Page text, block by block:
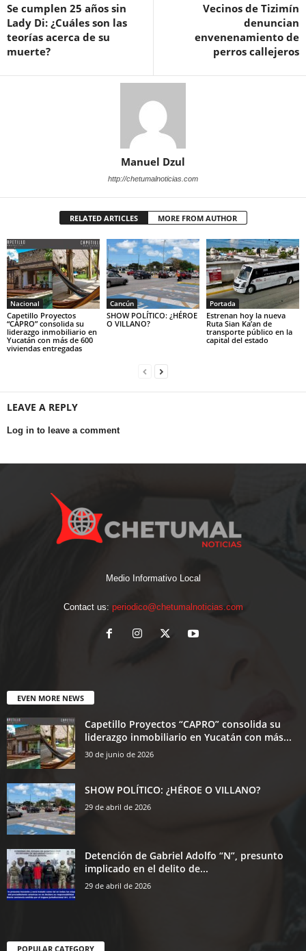
Se cumplen 25 años sin
Lady Di: ¿Cuáles son las
teorías acerca de su
muerte?
Vecinos de Tizimín
denuncian
envenenamiento de
perros callejeros
Manuel Dzul
http://chetumalnoticias.com
RELATED ARTICLES MORE FROM AUTHOR
Nacional
Capetillo Proyectos
“CAPRO” consolida su
liderazgo inmobiliario en
Yucatán con más de 600
viviendas entregadas
Cancún
SHOW POLÍTICO: ¿HÉROE
O VILLANO?
Portada
Estrenan hoy la nueva
Ruta Sian Ka’an de
transporte público en la
capital del estado
LEAVE A REPLY
Log in to leave a comment
Medio Informativo Local
Contact us: periodico@chetumalnoticias.com
EVEN MORE NEWS
Capetillo Proyectos “CAPRO” consolida su
liderazgo inmobiliario en Yucatán con más...
30 de junio de 2026
SHOW POLÍTICO: ¿HÉROE O VILLANO?
29 de abril de 2026
Detención de Gabriel Adolfo “N”, presunto
implicado en el delito de...
29 de abril de 2026
POPULAR CATEGORY